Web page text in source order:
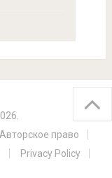
Авторское право
Privacy Policy